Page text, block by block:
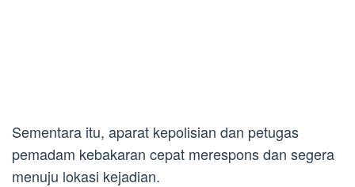
Sementara itu, aparat kepolisian dan petugas
pemadam kebakaran cepat merespons dan segera
menuju lokasi kejadian.